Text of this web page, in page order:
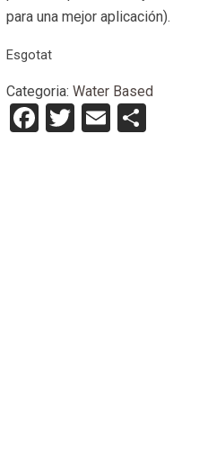
para una mejor aplicación).
Esgotat
Categoria: Water Based
Facebook
Twitter
Email